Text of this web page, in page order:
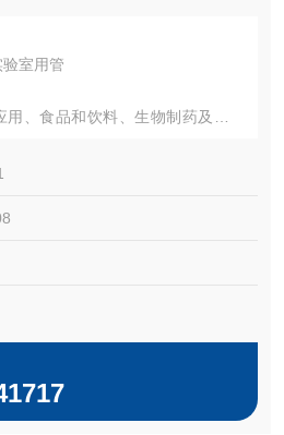
室用管
、食品和饮料、生物制药及分析
邻苯二甲酸酯。寿命长、耐化学
51要求